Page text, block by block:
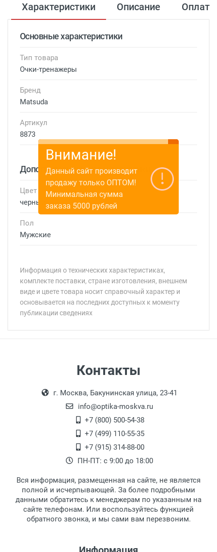
Характеристики Описание Оплата
Основные характеристики
Тип товара
Очки-тренажеры
Бренд
Matsuda
Артикул
8873
Дополнительные характеристики
Цвет
черный
Пол
Мужские
Информация о технических характеристиках,
комплекте поставки, стране изготовления, внешнем
виде и цвете товара носит справочный характер и
основывается на последних доступных к моменту
публикации сведениях
Самовывоз.
Оплата товара производится
наличными непосредственно на пункте
выдачи товара.
Перечисление средств на расчетный счет.
18:00, по субботам с 11:00 до 15:00, в
офисе по адресу: г. Москва,
Переведеновский переулок 17, корпус 1,
второй этаж, тел. +7 (499) 110-55-35.
После того, как заказ поступает в пункт
выдачи, наш менеджер связывается с
клиентом и оповещает о поступлении
Для получения товара при себе
обязательно иметь паспорт.
Заказ необходимо забрать в течение 3
рабочих дней с момента поступления на
дополнительных расходов за хранение
Контакты
г. Москва, Бакунинская улица, 23-41
info@optika-moskva.ru
+7 (800) 500-54-38
+7 (499) 110-55-35
+7 (915) 314-88-00
ПН-ПТ: с 9:00 до 18:00
Вся информация, размещенная на сайте, не является
полной и исчерпывающей. За более подробными
данными обратитесь к менеджерам по указанным на
сайте телефонам. Или воспользуйтесь функцией
обратного звонка, и мы сами вам перезвоним.
Внимание!
Данный сайт производит
продажу только ОПТОМ!
Минимальная сумма
заказа 5000 рублей